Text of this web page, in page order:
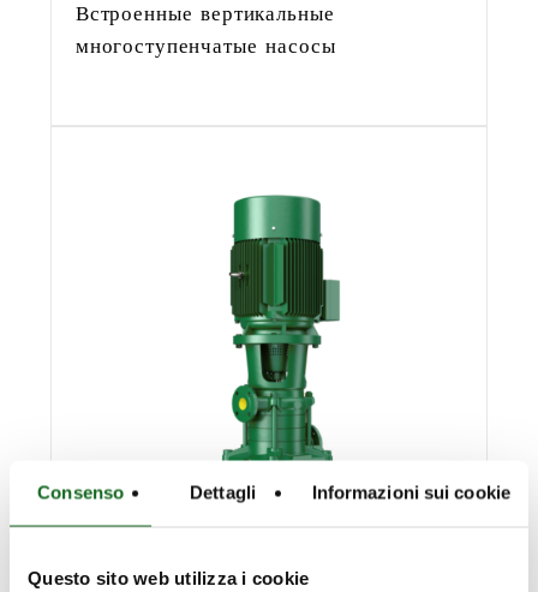
Consenso Dettagli Informazioni sui cookie
Questo sito web utilizza i cookie
Встроенные вертикальные
многоступенчатые насосы